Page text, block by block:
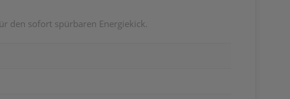
den sofort spürbaren Energiekick.